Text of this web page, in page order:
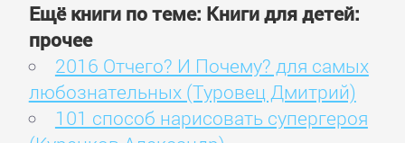
Ещё книги по теме: Книги для детей:
прочее
2016 Отчего? И Почему? для самых
любознательных (Туровец Дмитрий)
101 способ нарисовать супергероя